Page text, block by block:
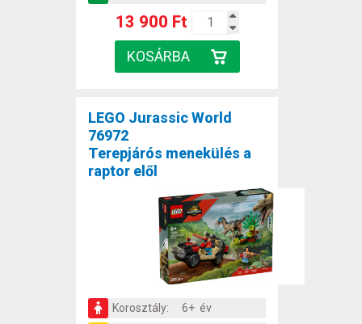
13 900 Ft
LEGO Jurassic World
76972
Terepjárós menekülés a
raptor elől
Korosztály:
6+ év